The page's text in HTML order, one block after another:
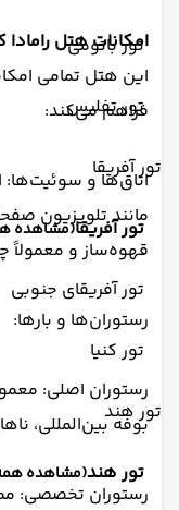
تور باتومی
تور تفلیس
تور آفریقا
تور آفریقا(مشاهده
تور آفریقای جنوبی
تور کنیا
تور هند
تور هند(مشاهده
امکانات هتل رامادا
این هتل تمامی
فراهم می‌کند:
اتاق‌ها و سوئیت‌ها:
مانند تلویزیون
قهوه‌ساز و معمولاً
رستوران‌ها و بارها:
رستوران اصلی:
بوفه بین‌المللی،
رستوران تخصصی: